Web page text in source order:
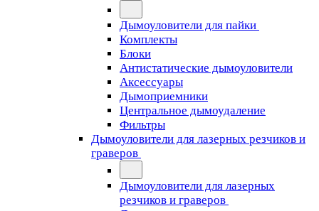
Дымоуловители для пайки
Комплекты
Блоки
Антистатические дымоуловители
Аксессуары
Дымоприемники
Центральное дымоудаление
Фильтры
Дымоуловители для лазерных резчиков и
граверов
Дымоуловители для лазерных
резчиков и граверов